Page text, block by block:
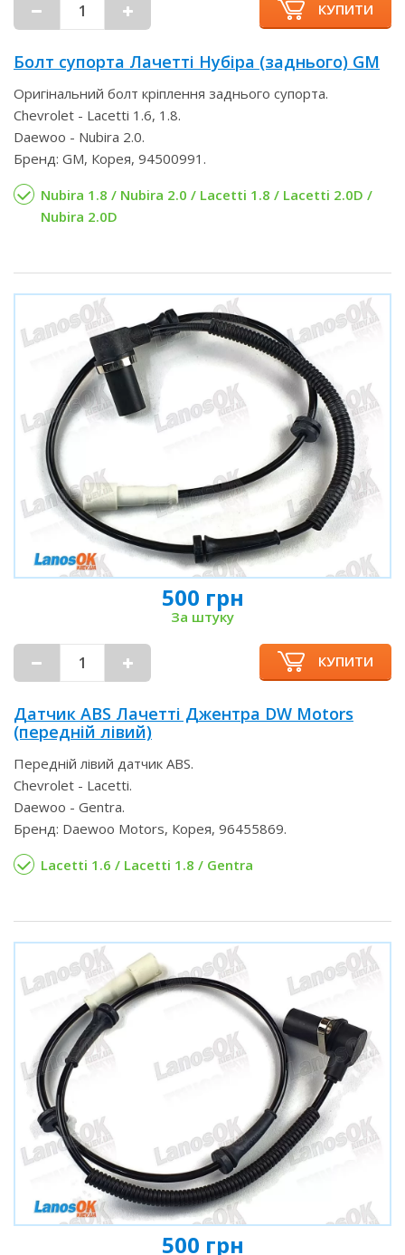
КУПИТИ
Болт супорта Лачетті Нубіра (заднього) GM
Оригінальний болт кріплення заднього супорта.
Chevrolet - Lacetti 1.6, 1.8.
Daewoo - Nubira 2.0.
Бренд: GM, Корея, 94500991.
Nubira 1.8 / Nubira 2.0 / Lacetti 1.8 / Lacetti 2.0D /
Nubira 2.0D
500 грн
За штуку
КУПИТИ
Датчик ABS Лачетті Джентра DW Motors
(передній лівий)
Передній лівий датчик ABS.
Chevrolet - Lacetti.
Daewoo - Gentra.
Бренд: Daewoo Motors, Корея, 96455869.
Lacetti 1.6 / Lacetti 1.8 / Gentra
500 грн